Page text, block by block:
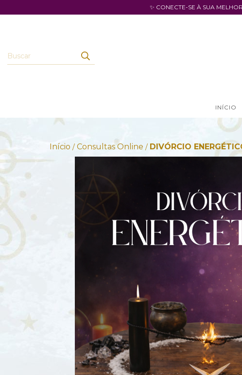
✨ CONECTE-SE À SUA
INÍCIO
Início / Consultas Online / DIVÓRCIO